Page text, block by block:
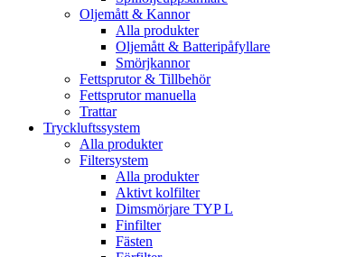
Oljemått & Kannor
Alla produkter
Oljemått & Batteripåfyllare
Smörjkannor
Fettsprutor & Tillbehör
Fettsprutor manuella
Trattar
Tryckluftssystem
Alla produkter
Filtersystem
Alla produkter
Aktivt kolfilter
Dimsmörjare TYP L
Finfilter
Fästen